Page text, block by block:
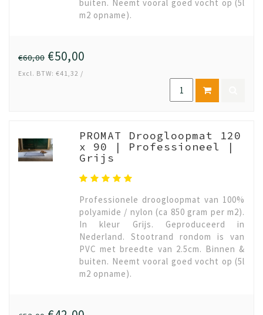
buiten. Neemt vooral goed vocht op (5l
m2 opname).
€60,00 €50,00
Excl. BTW: €41,32 /
PROMAT Droogloopmat 120
x 90 | Professioneel |
Grijs
Professionele droogloopmat van 100%
polyamide / nylon (ca 850 gram per m2).
In kleur Grijs. Geproduceerd in
Nederland. Stootrand rondom is van
PVC met breedte van 2.5cm. Binnen &
buiten. Neemt vooral goed vocht op (5l
m2 opname).